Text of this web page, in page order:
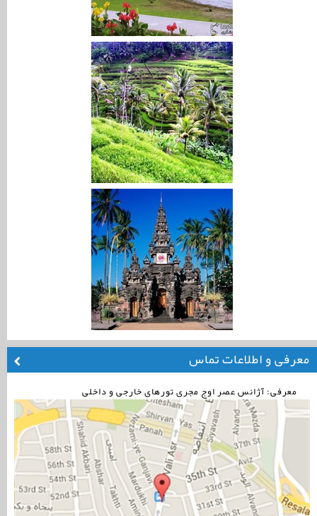
معرفی و اطلاعات تماس
معرفی: آژانس عصر اوج مجری تورهای خارجی و داخلی